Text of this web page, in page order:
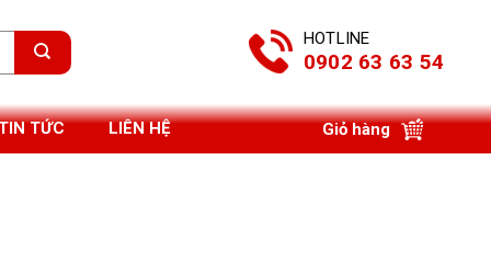
HOTLINE
0902 63 63 54
TỨC LIÊN HỆ Giỏ hàng